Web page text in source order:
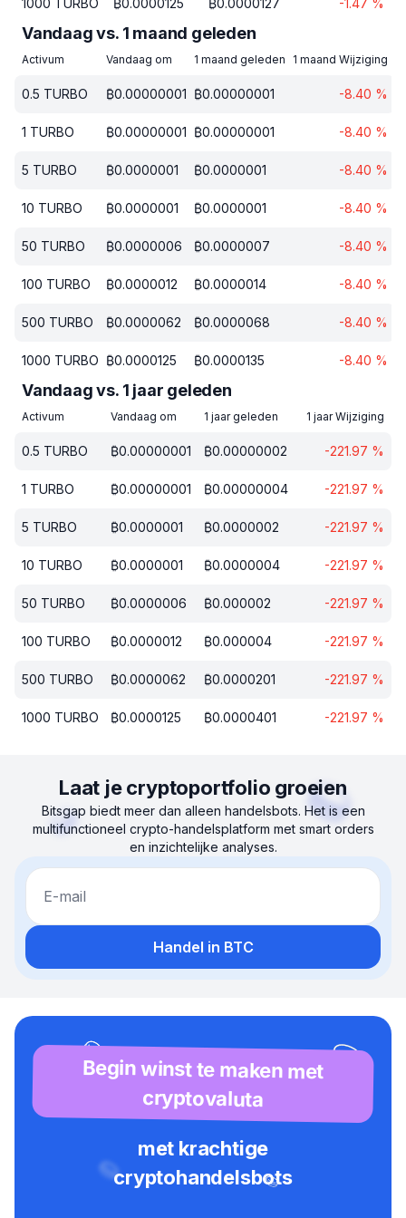
1000 TURBO ₿0.0000125 ₿0.0000127 -1.47 %
Vandaag vs. 1 maand geleden
Activum Vandaag om 1 maand geleden 1 maand Wijziging
0.5 TURBO ₿0.00000001 ₿0.00000001 -8.40 %
1 TURBO ₿0.00000001 ₿0.00000001 -8.40 %
5 TURBO ₿0.0000001 ₿0.0000001 -8.40 %
10 TURBO ₿0.0000001 ₿0.0000001 -8.40 %
50 TURBO ₿0.0000006 ₿0.0000007 -8.40 %
100 TURBO ₿0.0000012 ₿0.0000014 -8.40 %
500 TURBO ₿0.0000062 ₿0.0000068 -8.40 %
1000 TURBO ₿0.0000125 ₿0.0000135 -8.40 %
Vandaag vs. 1 jaar geleden
Activum Vandaag om 1 jaar geleden 1 jaar Wijziging
0.5 TURBO ₿0.00000001 ₿0.00000002 -221.97 %
1 TURBO ₿0.00000001 ₿0.00000004 -221.97 %
5 TURBO ₿0.0000001 ₿0.0000002 -221.97 %
10 TURBO ₿0.0000001 ₿0.0000004 -221.97 %
50 TURBO ₿0.0000006 ₿0.000002 -221.97 %
100 TURBO ₿0.0000012 ₿0.000004 -221.97 %
500 TURBO ₿0.0000062 ₿0.0000201 -221.97 %
1000 TURBO ₿0.0000125 ₿0.0000401 -221.97 %
Laat je cryptoportfolio groeien
Bitsgap biedt meer dan alleen handelsbots. Het is een
multifunctioneel crypto-handelsplatform met smart orders
en inzichtelijke analyses.
E-mail
Handel in BTC
Begin winst te maken met
cryptovaluta
met krachtige
cryptohandelsbots